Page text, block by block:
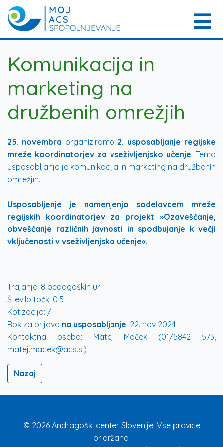
Komunikacija in
marketing na
družbenih omrežjih
25. novembra organiziramo 2. usposabljanje regijske
mreže koordinatorjev za vseživljenjsko učenje. Tema
usposabljanja je komunikacija in marketing na družbenih
omrežjih.
Usposabljenje je namenjenjo sodelavcem mreže
regijskih koordinatorjev za projekt »Ozaveščanje,
obveščanje različnih javnosti in spodbujanje k večji
vključenosti v vseživljenjsko učenje«.
Trajanje: 8 pedagoških ur
Število točk: 0,5
Kotizacija: /
Rok za prijavo na usposabljanje: 22. nov 2024
Kontaktna oseba: Matej Maček (01/5842 573,
matej.macek@acs.si)
Nazaj
© 2026 Andragoški center Slovenije. Vse pravice
pridržane.